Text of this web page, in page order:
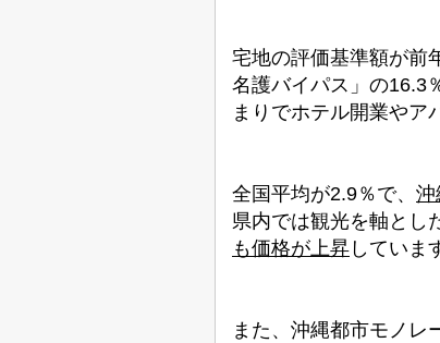
宅地の評価基準額が前
名護バイパス」の16.3
まりでホテル開業やア
全国平均が2.9％で、 沖
県内では観光を軸とし
も価格が上昇 していま
また、沖縄都市モノレ